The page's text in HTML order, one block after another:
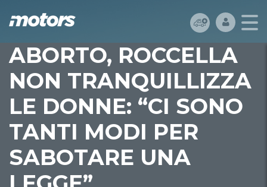
ABORTO, ROCCELLA
NON TRANQUILLIZZA
LE DONNE: “CI SONO
TANTI MODI PER
SABOTARE UNA